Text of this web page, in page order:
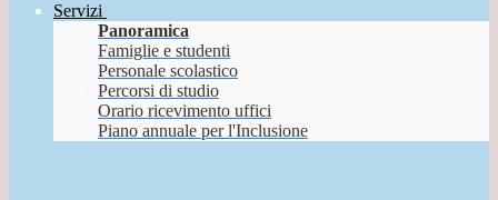
Servizi
Panoramica
Famiglie e studenti
Personale scolastico
Percorsi di studio
Orario ricevimento uffici
Piano annuale per l'Inclusione